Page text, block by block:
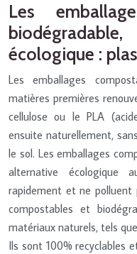
Les
écologique :
Les emballages
matières premières
cellulose ou le PLA
ensuite naturellement,
le sol. Les emballages
alternative écologique
rapidement et ne polluent
compostables et
matériaux naturels, tels
Ils sont 100% recyclables